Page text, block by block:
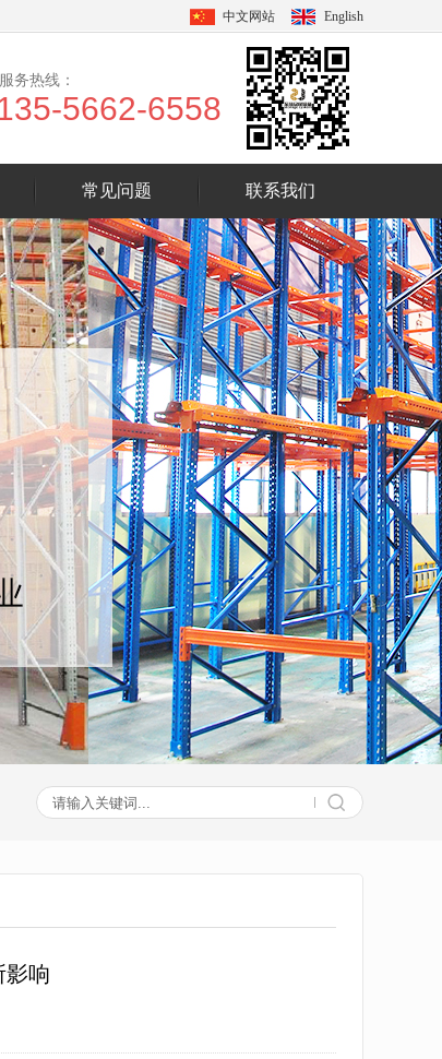
中文网站 English
服务热线：
5662-6558
常见问题 联系我们
影响